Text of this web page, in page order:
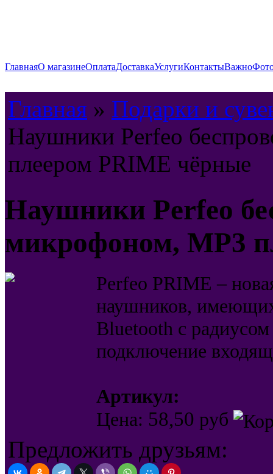
ГлавнаяО магазинеОплатаДоставкаУслугиКонтактыВажно
Главная » Подарки и
Наушники Perfeo
плеером PRIME чёрные
Наушники Perfeo
микрофоном, MP3
Perfeo PRIME –
наушников,
Bluetooth c
подключение
Артикул:
Цена: 58,50 руб
Предложить друзьям: